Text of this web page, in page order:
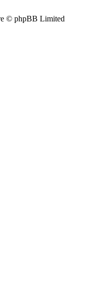
© phpBB Limited